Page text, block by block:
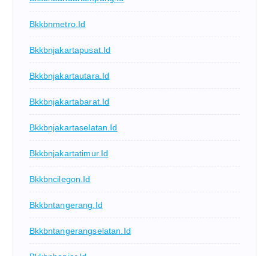
Bkkbnmetro.id
Bkkbnjakartapusat.id
Bkkbnjakartautara.id
Bkkbnjakartabarat.id
Bkkbnjakartaselatan.id
Bkkbnjakartatimur.id
Bkkbncilegon.id
Bkkbntangerang.id
Bkkbntangerangselatan.id